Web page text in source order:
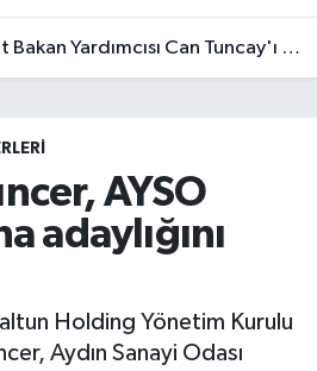
Yardımcısı Can Tuncay'ı ağırladı
AYSO
adaylığını
Holding Yönetim Kurulu
Aydın Sanayi Odası